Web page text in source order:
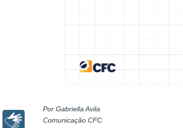
Por Gabriella Avila
Comunicação CFC
Libras